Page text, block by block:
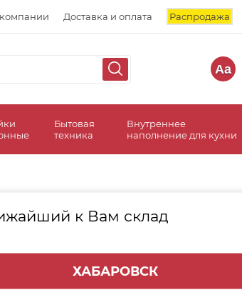
Доставка и оплата Распродажа
Aa
Бытовая
техника
Внутреннее
наполнение для кухни
к Вам склад
ХАБАРОВСК